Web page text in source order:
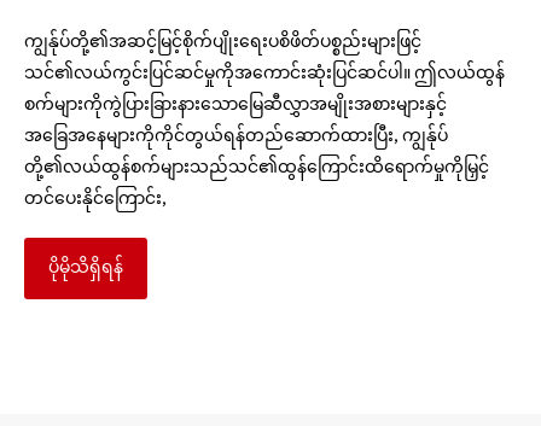
ကျွန်ုပ်တို့၏အဆင့်မြင့်စိုက်ပျိုးရေးပစိဖိတ်ပစ္စည်းများဖြင့်
သင်၏လယ်ကွင်းပြင်ဆင်မှုကိုအကောင်းဆုံးပြင်ဆင်ပါ။ ဤလယ်ထွန်
စက်များကိုကွဲပြားခြားနားသောမြေဆီလွှာအမျိုးအစားများနှင့်
အခြေအနေများကိုကိုင်တွယ်ရန်တည်ဆောက်ထားပြီး, ကျွန်ုပ်
တို့၏လယ်ထွန်စက်များသည်သင်၏ထွန်ကြောင်းထိရောက်မှုကိုမြှင့်
တင်ပေးနိုင်ကြောင်း,
ပိုမိုသိရှိရန်